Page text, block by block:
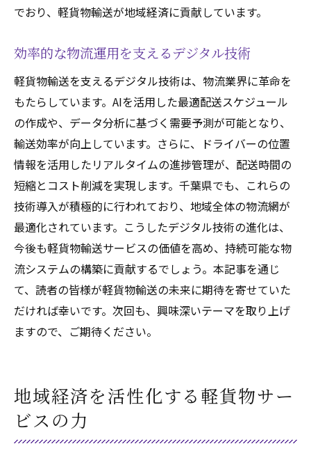
でおり、軽貨物輸送が地域経済に貢献しています。
効率的な物流運用を支えるデジタル技術
軽貨物輸送を支えるデジタル技術は、物流業界に革命を
もたらしています。AIを活用した最適配送スケジュール
の作成や、データ分析に基づく需要予測が可能となり、
輸送効率が向上しています。さらに、ドライバーの位置
情報を活用したリアルタイムの進捗管理が、配送時間の
短縮とコスト削減を実現します。千葉県でも、これらの
技術導入が積極的に行われており、地域全体の物流網が
最適化されています。こうしたデジタル技術の進化は、
今後も軽貨物輸送サービスの価値を高め、持続可能な物
流システムの構築に貢献するでしょう。本記事を通じ
て、読者の皆様が軽貨物輸送の未来に期待を寄せていた
だければ幸いです。次回も、興味深いテーマを取り上げ
ますので、ご期待ください。
地域経済を活性化する軽貨物サー
ビスの力